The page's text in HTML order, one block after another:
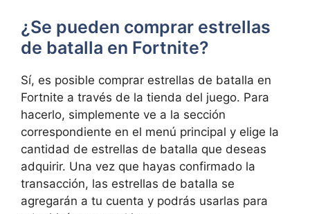
¿Se ​pueden comprar estrellas
de batalla en Fortnite?
Sí, es posible comprar ⁣estrellas ​de batalla en⁤
Fortnite a ‌través de la tienda⁤ del juego. ⁣Para
⁢hacerlo, simplemente ve a la sección
correspondiente en el‍ menú principal​ y elige⁤ la
cantidad de estrellas de batalla que​ deseas‍
adquirir. ⁢Una ⁣vez que hayas confirmado la⁤
transacción, las⁣ estrellas de batalla se
agregarán a tu ⁢cuenta ‍y podrás‍ usarlas para